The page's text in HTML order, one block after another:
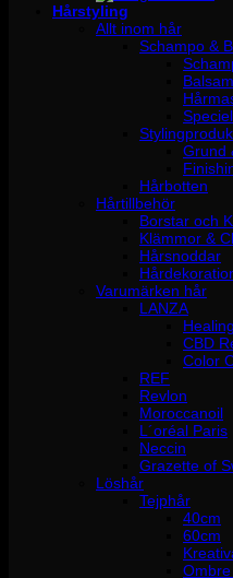
Hårstyling
Allt inom hår
Schampo &
Balsam
Grund
Hårbotten
Hårtillbehör
Borstar och
Klämmor &
Hårsnoddar
Varumärken hår
LANZA
CBD
Color
REF
Revlon
Moroccanoil
L´oréal Paris
Neccin
Grazette of
Löshår
Tejphår
40cm
60cm